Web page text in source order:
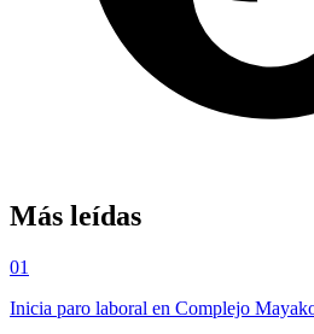
Más leídas
01
Inicia paro laboral en Complejo